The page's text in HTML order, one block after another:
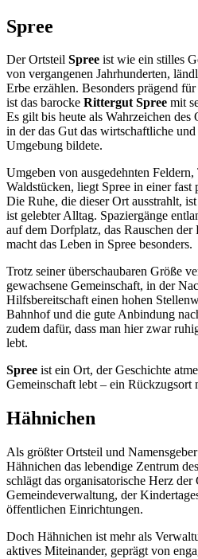
Spree
Der Ortsteil Spree ist wie ein stilles
von vergangenen Jahrhunderten,
Erbe erzählen. Besonders prägend
ist das barocke Rittergut Spree mit
Es gilt bis heute als Wahrzeichen
in der das Gut das wirtschaftliche
Umgebung bildete.
Umgeben von ausgedehnten
Waldstücken, liegt Spree in einer fast
Die Ruhe, die dieser Ort ausstrahlt,
ist gelebter Alltag. Spaziergänge
auf dem Dorfplatz, das Rauschen
macht das Leben in Spree besonders.
Trotz seiner überschaubaren Größe
gewachsene Gemeinschaft, in der
Hilfsbereitschaft einen hohen
Bahnhof und die gute Anbindung
zudem dafür, dass man hier zwar
lebt.
Spree ist ein Ort, der Geschichte
Gemeinschaft lebt – ein Rückzugsort
Hähnichen
Als größter Ortsteil und
Hähnichen das lebendige Zentrum
schlägt das organisatorische Herz
Gemeindeverwaltung, der
öffentlichen Einrichtungen.
Doch Hähnichen ist mehr als
aktives Miteinander, geprägt von